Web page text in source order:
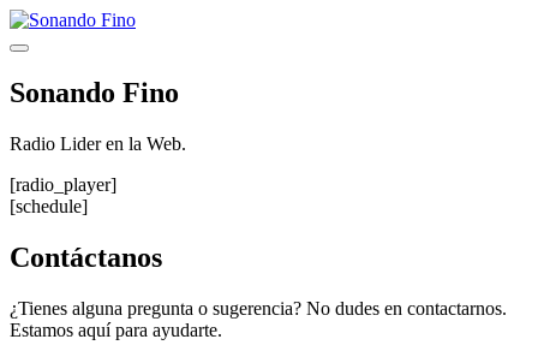
Saltar
al
Menú
Sonando Fino
Radio Lider en la Web.
[radio_player]
[schedule]
Contáctanos
¿Tienes alguna pregunta o sugerencia? No dudes en contactarnos.
Estamos aquí para ayudarte.